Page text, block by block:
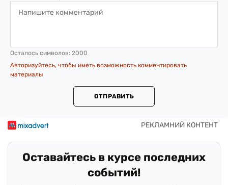
Осталось символов: 2000
Авторизуйтесь, чтобы иметь возможность комментировать
материалы
ОТПРАВИТЬ
Оставайтесь в курсе последних
событий!